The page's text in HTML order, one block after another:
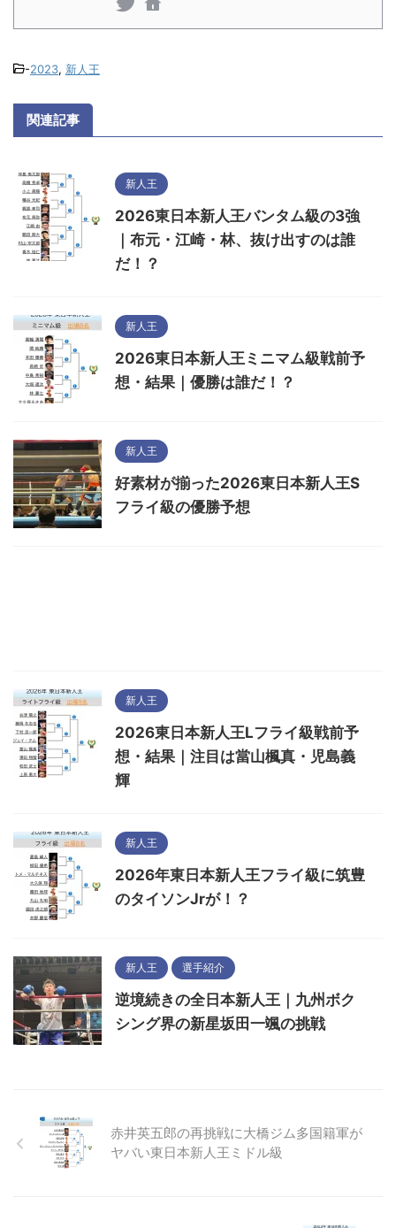
-2023, 新人王
関連記事
新人王
2026東日本新人王バンタム級の3強
｜布元・江崎・林、抜け出すのは誰
だ！？
新人王
2026東日本新人王ミニマム級戦前予
想・結果｜優勝は誰だ！？
新人王
好素材が揃った2026東日本新人王S
フライ級の優勝予想
新人王
2026東日本新人王Lフライ級戦前予
想・結果｜注目は當山楓真・児島義
輝
新人王
2026年東日本新人王フライ級に筑豊
のタイソンJrが！？
新人王 選手紹介
逆境続きの全日本新人王｜九州ボク
シング界の新星坂田一颯の挑戦
赤井英五郎の再挑戦に大橋ジム多国籍軍が
ヤバい東日本新人王ミドル級